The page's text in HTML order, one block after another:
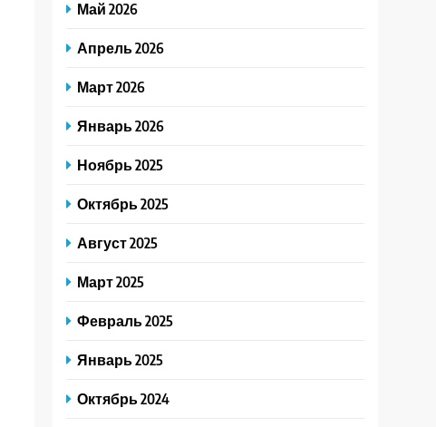
Май 2026
Апрель 2026
Март 2026
Январь 2026
Ноябрь 2025
Октябрь 2025
Август 2025
Март 2025
Февраль 2025
Январь 2025
Октябрь 2024